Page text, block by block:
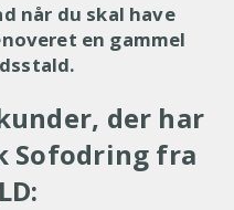
når du skal have
en gammel
der har
Sofodring fra